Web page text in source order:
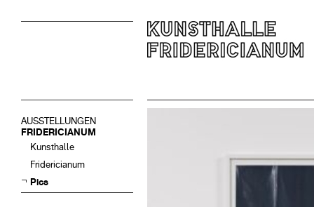
AUSSTELLUNGEN
FRIDERICIANUM
Kunsthalle
Fridericianum
Pics